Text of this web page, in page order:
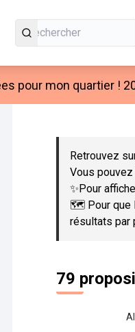
pour mon quartier !
Passer la carte
Retrouvez
Vous
✨Pour
🗺️ Pour que
résultats par
79